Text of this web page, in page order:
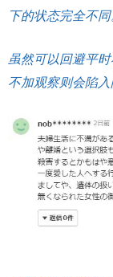
下的状态完全不同
虽然可以回避平
不加观察则会陷入